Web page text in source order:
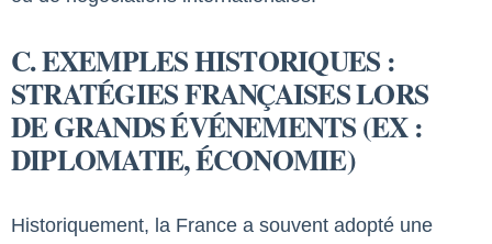
C. EXEMPLES HISTORIQUES :
STRATÉGIES FRANÇAISES LORS
DE GRANDS ÉVÉNEMENTS (EX :
DIPLOMATIE, ÉCONOMIE)
Historiquement, la France a souvent adopté une